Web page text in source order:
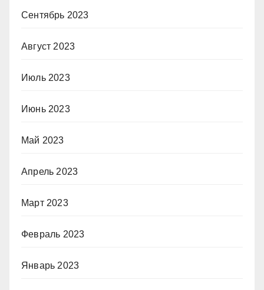
Сентябрь 2023
Август 2023
Июль 2023
Июнь 2023
Май 2023
Апрель 2023
Март 2023
Февраль 2023
Январь 2023